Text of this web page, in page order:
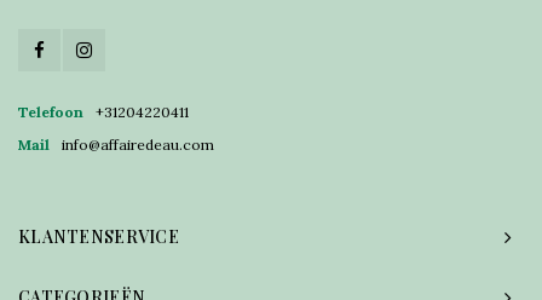
Telefoon
+31204220411
Mail
info@affairedeau.com
KLANTENSERVICE